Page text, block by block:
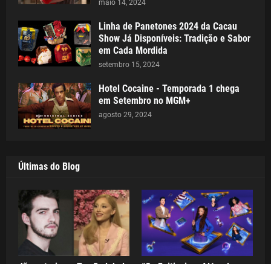
maio 14, 2024
Linha de Panetones 2024 da Cacau
Show Já Disponíveis: Tradição e Sabor
em Cada Mordida
setembro 15, 2024
Hotel Cocaine - Temporada 1 chega
em Setembro no MGM+
agosto 29, 2024
Últimas do Blog